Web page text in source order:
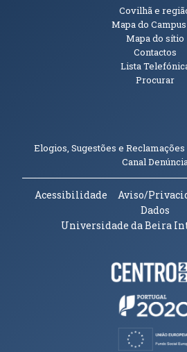
InformaçõesCovilhã e
Mapa do
Mapa do sítio
Contactos
Lista
Procurar
Elogios, Sugestões e Reclamações
Canal
Acessibilidade Aviso/
Dados
Universidade da Beira
Parceiros e